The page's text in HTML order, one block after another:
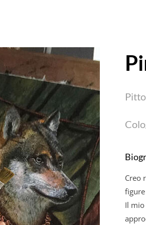
Creo
Il mio